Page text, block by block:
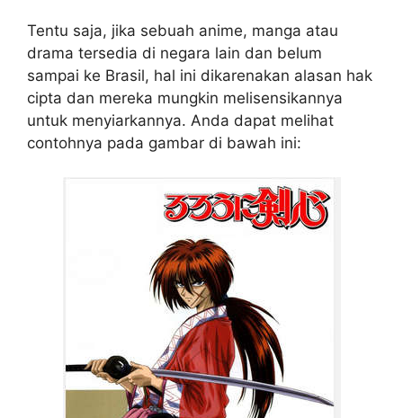
Tentu saja, jika sebuah anime, manga atau
drama tersedia di negara lain dan belum
sampai ke Brasil, hal ini dikarenakan alasan hak
cipta dan mereka mungkin melisensikannya
untuk menyiarkannya. Anda dapat melihat
contohnya pada gambar di bawah ini: